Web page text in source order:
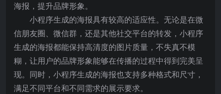
海报，提升品牌形象。
小程序生成的海报具有较高的适应性。无论是在微
信朋友圈、微信群，还是其他社交平台的转发，小程序
生成的海报都能保持高清度的图片质量，不失真不模
糊，让用户的品牌形象能够在传播的过程中得到完美呈
现。同时，小程序生成的海报也支持多种格式和尺寸，
满足不同平台和不同需求的展示要求。